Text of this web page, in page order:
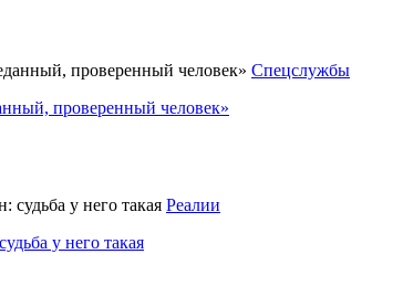
Спецслужбы
проверенный человек»
Реалии
у него такая